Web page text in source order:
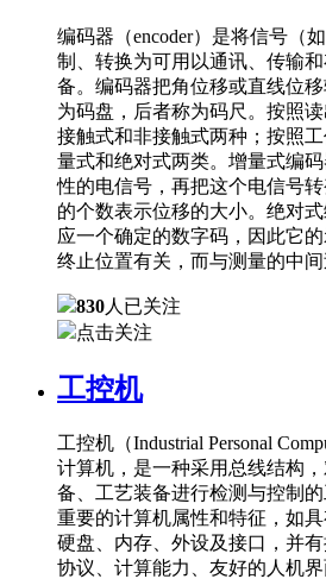
编码器（encoder）是将信号（
制、转换为可用以通讯、传输
备。编码器把角位移或直线位
为码盘，后者称为码尺。按照
接触式和非接触式两种；按照
量式和绝对式两类。增量式编
性的电信号，再把这个电信号
的个数表示位移的大小。绝对
应一个确定的数字码，因此它
终止位置有关，而与测量的中间
830人已关注
点击关注
工控机
工控机（Industrial Personal
计算机，是一种采用总线结构
备、工艺装备进行检测与控制
重要的计算机属性和特征，如具
硬盘、内存、外设及接口，并
协议、计算能力、友好的人机